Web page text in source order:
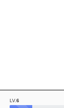
LV.6